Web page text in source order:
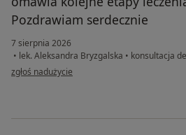
Pozdrawiam serdecznie
7 sierpnia 2026
• lek. Aleksandra Bryzgalska • konsultacja
w opinii użytkownika Karolina
zgłoś nadużycie